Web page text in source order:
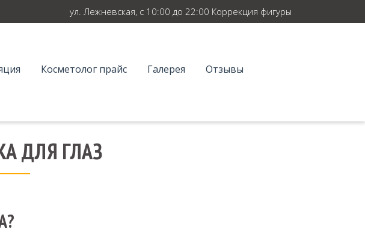
ул. Лежневская, с 10:00 до 22:00 Коррекция фигуры
Косметолог прайс Галерея
Отзывы
ДЛЯ ГЛАЗ